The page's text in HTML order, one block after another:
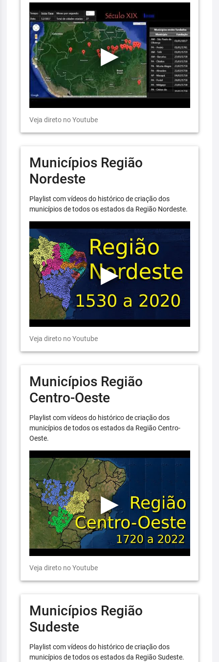
Veja direto no Youtube
Municípios Região
Nordeste
Playlist com vídeos do histórico de criação dos
municípios de todos os estados da Região Nordeste.
Veja direto no Youtube
Municípios Região
Centro-Oeste
Playlist com vídeos do histórico de criação dos
municípios de todos os estados da Região Centro-
Oeste.
Veja direto no Youtube
Municípios Região
Sudeste
Playlist com vídeos do histórico de criação dos
municípios de todos os estados da Região Sudeste.